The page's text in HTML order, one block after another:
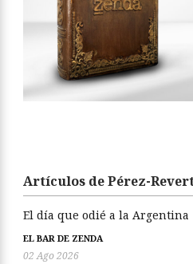
Artículos de Pérez-
El día que odié a la Argentina
EL BAR DE ZENDA
02 Ago 2026